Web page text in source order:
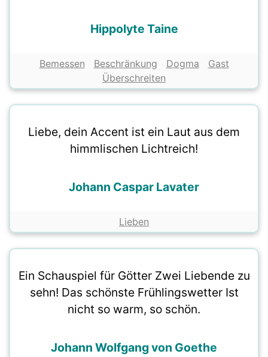
Hippolyte Taine
Bemessen Beschränkung Dogma
Gast
Überschreiten
Liebe, dein Accent ist ein Laut aus dem
himmlischen Lichtreich!
Johann Caspar Lavater
Lieben
Ein Schauspiel für Götter Zwei Liebende zu
sehn! Das schönste Frühlingswetter Ist
nicht so warm, so schön.
Johann Wolfgang von Goethe